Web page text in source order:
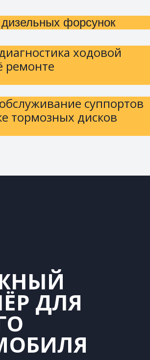
форсунок
ходовой
ремонте
суппортов
тормозных дисков
ДЛЯ